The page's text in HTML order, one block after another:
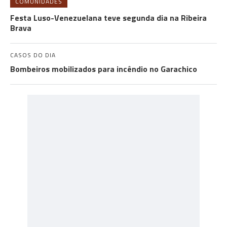
Festa Luso-Venezuelana teve segunda dia na Ribeira
Brava
CASOS DO DIA
Bombeiros mobilizados para incêndio no Garachico